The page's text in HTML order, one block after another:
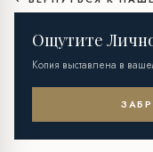
Ощутите
Копия выставлена в